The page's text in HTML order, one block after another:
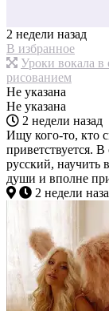
2 недели назад
В избранное
Уроки вокала
рисованием
Не указана
Не указана
2 недели назад
Ищу кого-то, кто
приветствуется.
русский, научить
души и вполне
2 недели